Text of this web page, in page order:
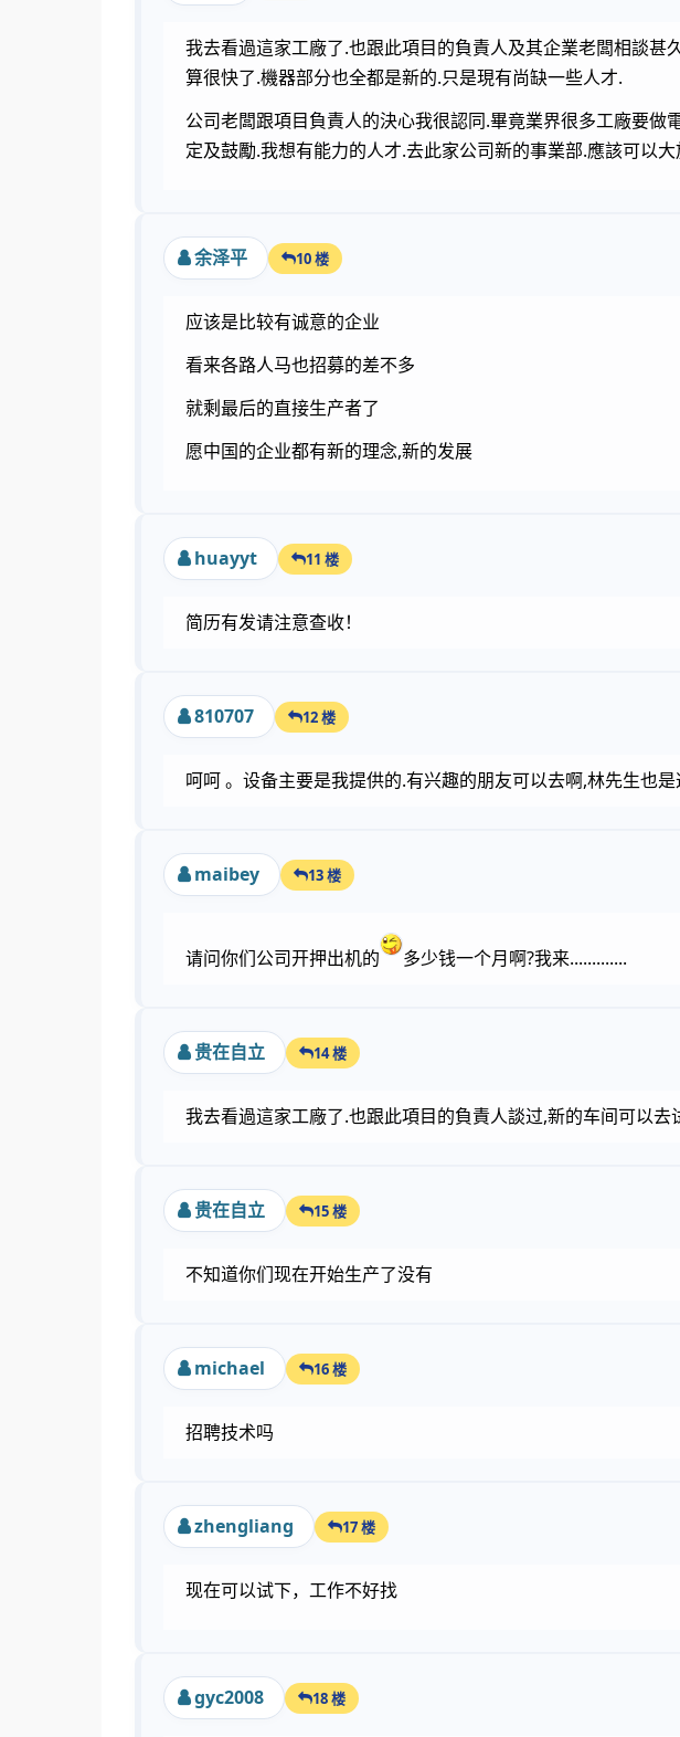
我去看過這家工廠了.也跟此項目的負責人及其企業老闆相談
算很快了.機器部分也全都是新的.只是現有尚缺一些人才.
公司老闆跟項目負責人的決心我很認同.畢竟業界很多工廠要
定及鼓勵.我想有能力的人才.去此家公司新的事業部.應該可以
余泽平 10 楼
应该是比较有诚意的企业
看来各路人马也招募的差不多
就剩最后的直接生产者了
愿中国的企业都有新的理念,新的发展
huayyt 11 楼
简历有发请注意查收！
810707 12 楼
呵呵 。设备主要是我提供的.有兴趣的朋友可以去啊,林先生也
maibey 13 楼
请问你们公司开押出机的 多少钱一个月啊?我来.............
贵在自立 14 楼
我去看過這家工廠了.也跟此項目的負責人談过,新的车间可以去
贵在自立 15 楼
不知道你们现在开始生产了没有
michael 16 楼
招聘技术吗
zhengliang 17 楼
现在可以试下，工作不好找
gyc2008 18 楼